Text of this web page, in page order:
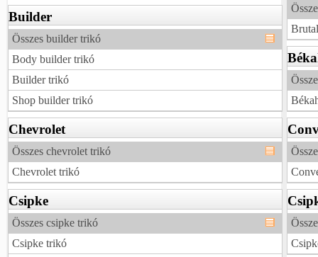
Builder
Összes builder trikó
Body builder trikó
Builder trikó
Shop builder trikó
Chevrolet
Összes chevrolet trikó
Chevrolet trikó
Csipke
Összes csipke trikó
Csipke trikó